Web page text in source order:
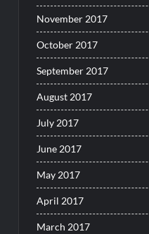
November 2017
October 2017
September 2017
August 2017
July 2017
June 2017
May 2017
April 2017
March 2017